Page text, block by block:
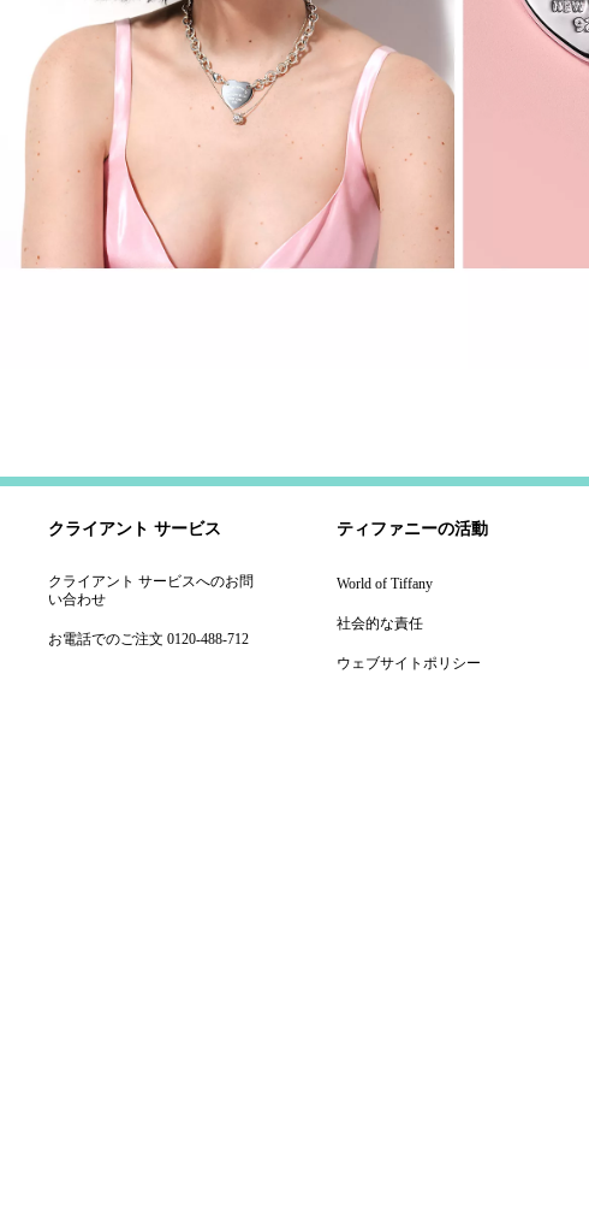
クライアント サービス
クライアント サービスへのお問
い合わせ
お電話でのご注文 0120-488-712
ティファニーの活動
World of Tiffany
社会的な責任
ウェブサイトポリシー